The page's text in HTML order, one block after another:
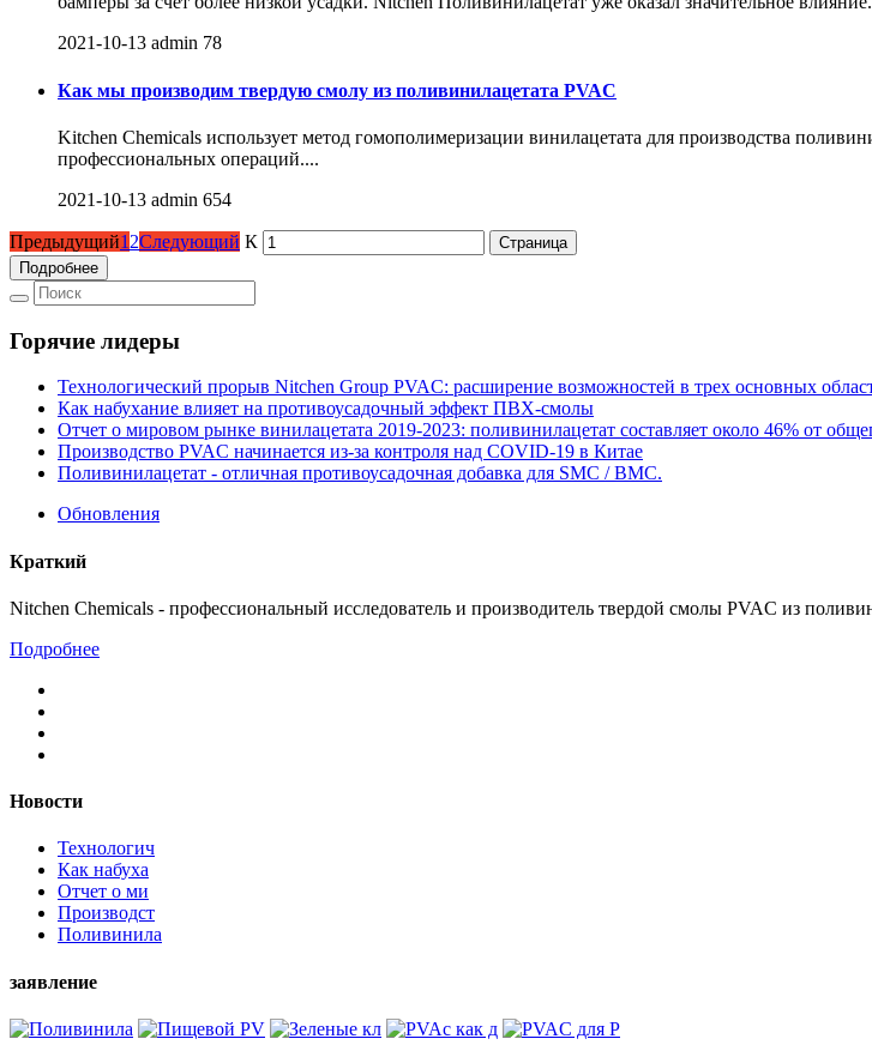
2021-10-13 admin 78
Как мы производим твердую смолу из поливинилацетата PVAC
Kitchen Chemicals использует метод гомополимеризации винилацетата для производства
профессиональных операций....
2021-10-13 admin 654
Предыдущий1 2Следующий К
Подробнее
Горячие лидеры
Технологический прорыв Nitchen Group PVAC: расширение возможностей в трех основных
Как набухание влияет на противоусадочный эффект ПВХ-смолы
Отчет о мировом рынке винилацетата 2019-2023: поливинилацетат составляет около 46% от
Производство PVAC начинается из-за контроля над COVID-19 в Китае
Поливинилацетат - отличная противоусадочная добавка для SMC / BMC.
Обновления
Краткий
Nitchen Chemicals - профессиональный исследователь и производитель твердой смолы PVAC из
Подробнее
Новости
Технологич
Как набуха
Отчет о ми
Производст
Поливинила
заявление